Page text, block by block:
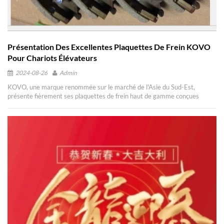
Présentation Des Excellentes Plaquettes De Frein KOVO
Pour Chariots Élévateurs
2024-08-26 Admin
KOVO, une marque renommée sur le marché de l'Asie du Sud-Est,
présente fièrement ses plaquettes de frein haut de gamme conçues
depuis plus de 20 ans. Notre vaste expérience et notre expertise dans le
domaine garantissent que chaque plaquette de frein répond aux normes
les plus élevées, offrant ainsi une sécurité et des performances optimales
pour chaque application de chariot élévateur. Fabriquées avec la plus
grande précision, les plaquettes de frein KOVO offrent une puissance de
freinage et une durabilité inégalées. Conçues pour résister aux conditions
de travail les plus exigeantes, ces plaquettes de frein offrent une
adhérence exceptionnelle, garantissant un freinage rapide et fiable,
même dans les environnements les plus difficiles. Notre engagement